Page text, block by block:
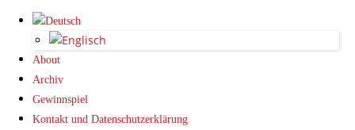
About
Archiv
Gewinnspiel
Kontakt und Datenschutzerklärung